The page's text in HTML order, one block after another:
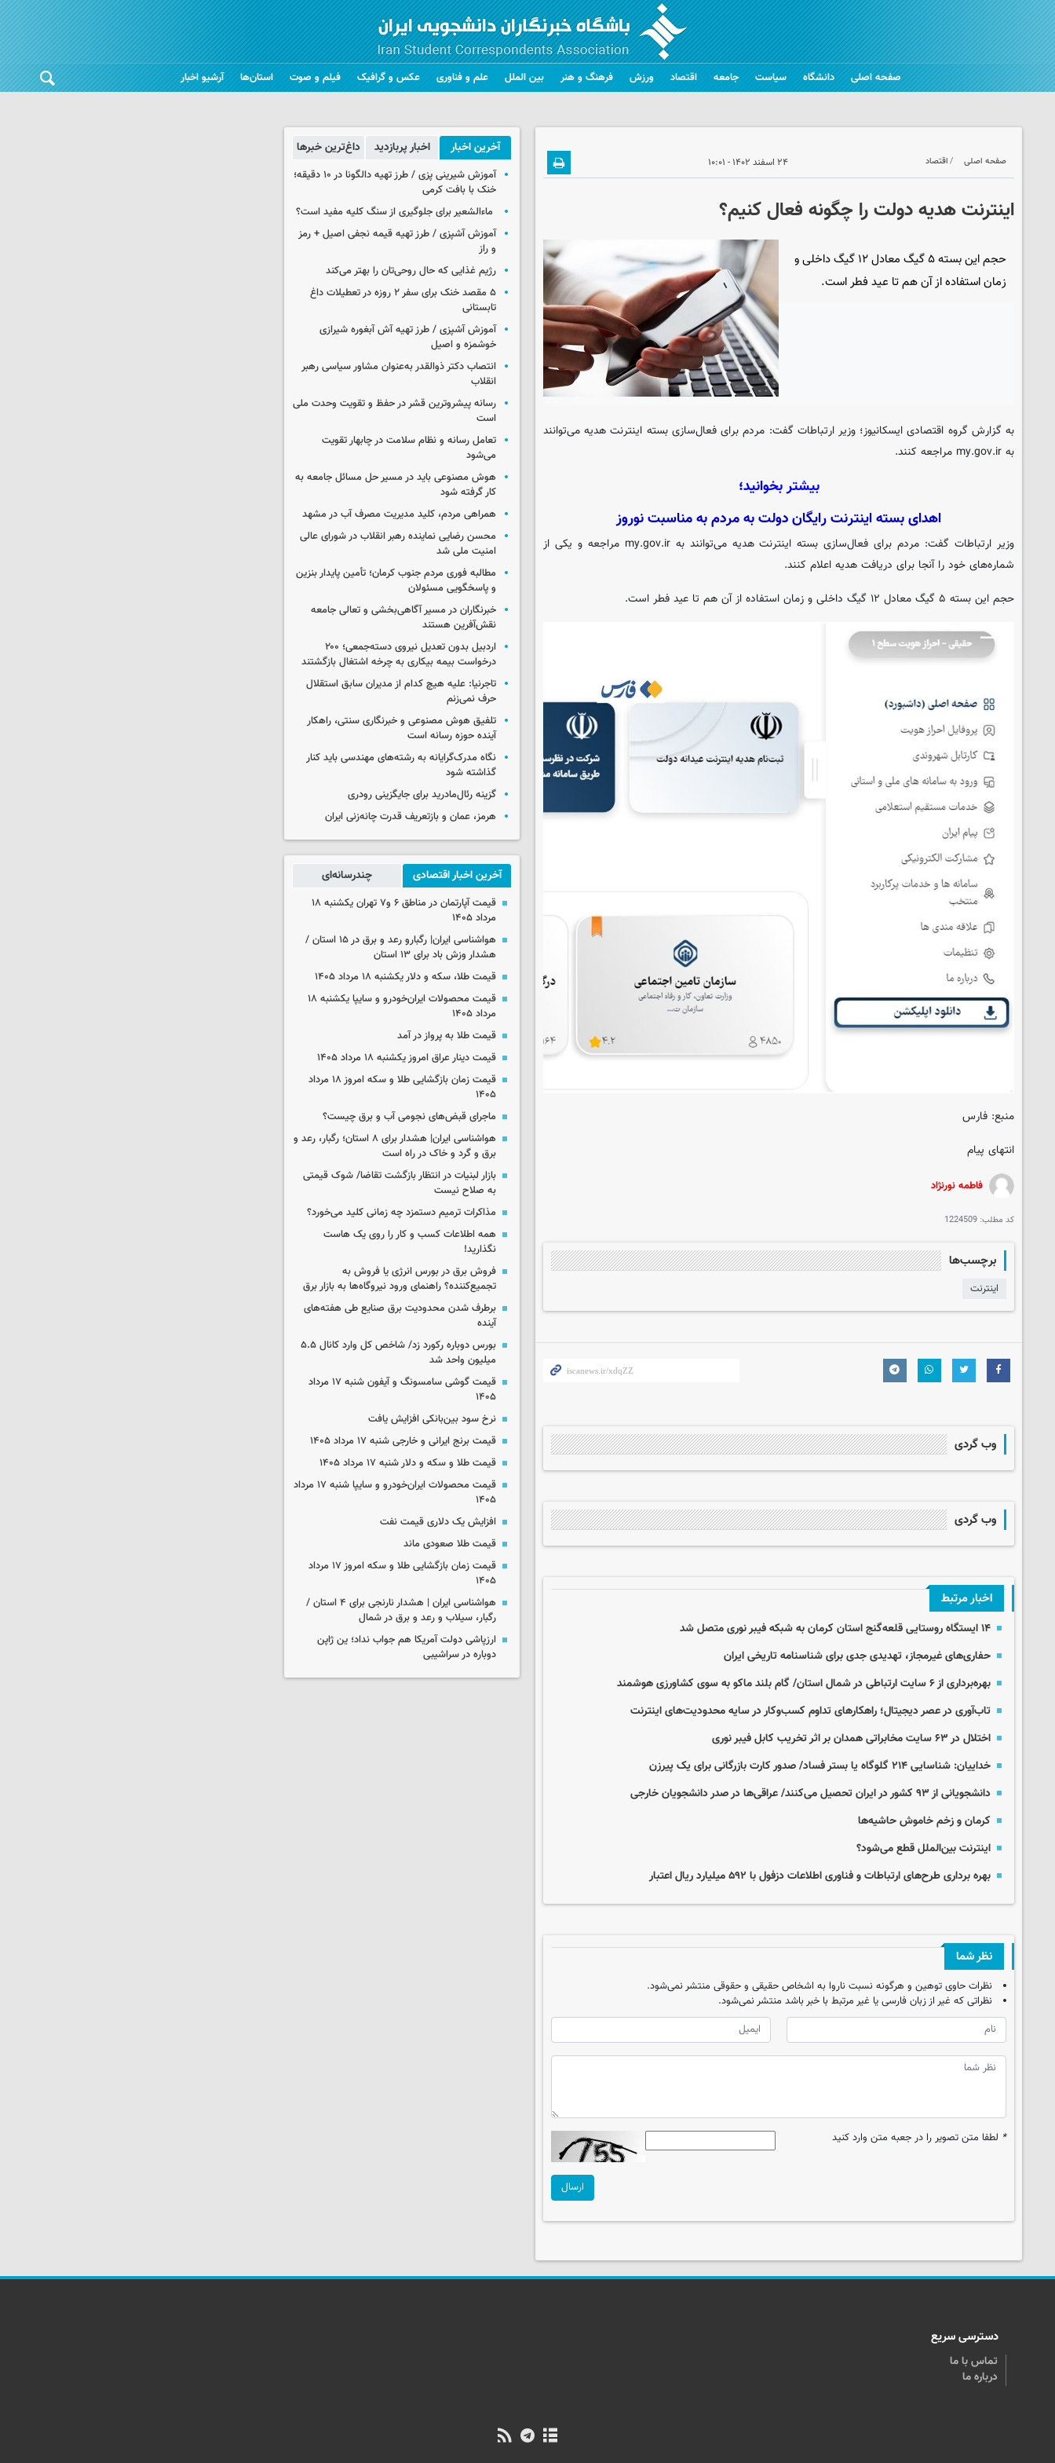
صفحه اصلی دانشگاه سیاست جامعه اقتصاد ورزش فرهنگ و هنر بین الملل علم و فناوری عکس و گرافیک فیلم و صوت استان‌ها آرشیو اخبار
صفحه اصلی اقتصاد ۲۴ اسفند ۱۴۰۲ - ۱۰:۰۱
اینترنت هدیه دولت را چگونه فعال کنیم؟
حجم این بسته ۵ گیگ معادل ۱۲ گیگ داخلی و
زمان استفاده از آن هم تا عید فطر است.
به گزارش گروه اقتصادی ایسکانیوز؛ وزیر ارتباطات گفت: مردم برای فعال‌سازی بسته اینترنت هدیه می‌توانند
به my.gov.ir مراجعه کنند.
بیشتر بخوانید؛
اهدای بسته اینترنت رایگان دولت به مردم به مناسبت نوروز
وزیر ارتباطات گفت: مردم برای فعال‌سازی بسته اینترنت هدیه می‌توانند به my.gov.ir مراجعه و یکی از
شماره‌های خود را آنجا برای دریافت هدیه اعلام کنند.
حجم این بسته ۵ گیگ معادل ۱۲ گیگ داخلی و زمان استفاده از آن هم تا عید فطر است.
منبع: فارس
انتهای پیام
فاطمه نورنژاد
کد مطلب: 1224509
برچسب‌ها
اینترنت
وب گردی
وب گردی
اخبار مرتبط
۱۴ ایستگاه روستایی قلعه‌گنج استان کرمان به شبکه فیبر نوری متصل شد
حفاری‌های غیرمجاز، تهدیدی جدی برای شناسنامه تاریخی ایران
بهره‌برداری از ۶ سایت ارتباطی در شمال استان/ گام بلند ماکو به سوی کشاورزی هوشمند
تاب‌آوری در عصر دیجیتال؛ راهکارهای تداوم کسب‌وکار در سایه محدودیت‌های اینترنت
اختلال در ۶۳ سایت مخابراتی همدان بر اثر تخریب کابل فیبر نوری
خداییان: شناسایی ۲۱۴ گلوگاه یا بستر فساد/ صدور کارت بازرگانی برای یک پیرزن
دانشجویانی از ۹۳ کشور در ایران تحصیل می‌کنند/ عراقی‌ها در صدر دانشجویان خارجی
کرمان و زخم خاموش حاشیه‌ها
اینترنت بین‌الملل قطع می‌شود؟
بهره برداری طرح‌های ارتباطات و فناوری اطلاعات دزفول با ۵۹۲ میلیارد ریال اعتبار
نظر شما
نظرات حاوی توهین و هرگونه نسبت ناروا به اشخاص حقیقی و حقوقی منتشر نمی‌شود.
نظراتی که غیر از زبان فارسی یا غیر مرتبط با خبر باشد منتشر نمی‌شود.
* لطفا متن تصویر را در جعبه متن وارد کنید
ارسال
آخرین اخبار اخبار پربازدید داغ‌ترین خبرها
آموزش شیرینی پزی / طرز تهیه دالگونا در ۱۰ دقیقه؛
خنک با بافت کرمی
ماءالشعیر برای جلوگیری از سنگ کلیه مفید است؟
آموزش آشپزی / طرز تهیه قیمه نجفی اصیل + رمز
و راز
رژیم غذایی که حال روحی‌تان را بهتر می‌کند
۵ مقصد خنک برای سفر ۲ روزه در تعطیلات داغ
تابستانی
آموزش آشپزی / طرز تهیه آش آبغوره شیرازی
خوشمزه و اصیل
انتصاب دکتر ذوالقدر به‌عنوان مشاور سیاسی رهبر
انقلاب
رسانه پیشروترین قشر در حفظ و تقویت وحدت ملی
است
تعامل رسانه و نظام سلامت در چابهار تقویت
می‌شود
هوش مصنوعی باید در مسیر حل مسائل جامعه به
کار گرفته شود
همراهی مردم، کلید مدیریت مصرف آب در مشهد
محسن رضایی نماینده رهبر انقلاب در شورای عالی
امنیت ملی شد
مطالبه فوری مردم جنوب کرمان؛ تأمین پایدار بنزین
و پاسخگویی مسئولان
خبرنگاران در مسیر آگاهی‌بخشی و تعالی جامعه
نقش‌آفرین هستند
اردبیل بدون تعدیل نیروی دسته‌جمعی؛ ۲۰۰
درخواست بیمه بیکاری به چرخه اشتغال بازگشتند
تاجرنیا: علیه هیچ کدام از مدیران سابق استقلال
حرف نمی‌زنم
تلفیق هوش مصنوعی و خبرنگاری سنتی، راهکار
آینده حوزه رسانه است
نگاه مدرک‌گرایانه به رشته‌های مهندسی باید کنار
گذاشته شود
گزینه رئال‌مادرید برای جایگزینی رودری
هرمز، عمان و بازتعریف قدرت چانه‌زنی ایران
آخرین اخبار اقتصادی چندرسانه‌ای
قیمت آپارتمان در مناطق ۶ و۷ تهران یکشنبه ۱۸
مرداد ۱۴۰۵
هواشناسی ایران| رگبارو رعد و برق در ۱۵ استان /
هشدار وزش باد برای ۱۳ استان‌
قیمت طلا، سکه و دلار یکشنبه ۱۸ مرداد ۱۴۰۵
قیمت محصولات ایران‌خودرو و سایپا یکشنبه ۱۸
مرداد ۱۴۰۵
قیمت طلا به پرواز در آمد
قیمت دینار عراق امروز یکشنبه ۱۸ مرداد ۱۴۰۵
قیمت زمان بازگشایی طلا و سکه امروز ۱۸ مرداد
۱۴۰۵
ماجرای قبض‌های نجومی آب و برق چیست؟
هواشناسی ایران| هشدار برای ۸ استان؛ رگبار، رعد و
برق و گرد و خاک در راه است
بازار لبنیات در انتظار بازگشت تقاضا/ شوک قیمتی
به صلاح نیست
مذاکرات ترمیم دستمزد چه زمانی کلید می‌خورد؟
همه اطلاعات کسب‌ و کار را روی یک هاست
نگذارید!
فروش برق در بورس انرژی یا فروش به
تجمیع‌کننده؟ راهنمای ورود نیروگاه‌ها به بازار برق
برطرف شدن محدودیت‌ برق صنایع طی هفته‌های
آینده
بورس دوباره رکورد زد/ شاخص کل وارد کانال ۵.۵
میلیون واحد شد
قیمت گوشی سامسونگ و آیفون شنبه ۱۷ مرداد
۱۴۰۵
نرخ سود بین‌بانکی افزایش یافت
قیمت برنج ایرانی و خارجی شنبه ۱۷ مرداد ۱۴۰۵
قیمت طلا و سکه و دلار شنبه ۱۷ مرداد ۱۴۰۵
قیمت محصولات ایران‌خودرو و سایپا شنبه ۱۷ مرداد
۱۴۰۵
افزایش یک دلاری قیمت نفت
قیمت طلا صعودی ماند
قیمت زمان بازگشایی طلا و سکه امروز ۱۷ مرداد
۱۴۰۵
هواشناسی ایران | هشدار نارنجی برای ۴ استان /
رگبار، سیلاب و رعد و برق در شمال
ارزپاشی دولت آمریکا هم جواب نداد؛ ین ژاپن
دوباره در سراشیبی
دسترسی سریع
تماس با ما
درباره ما